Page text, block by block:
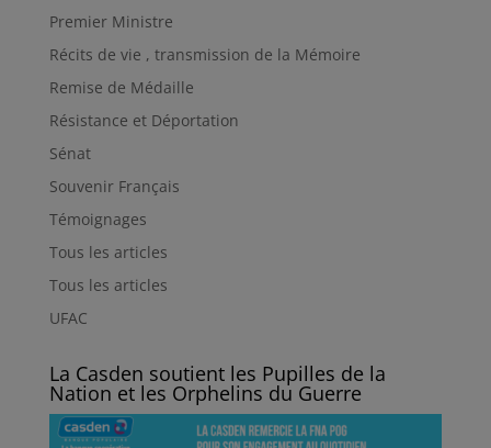
Premier Ministre
Récits de vie , transmission de la Mémoire
Remise de Médaille
Résistance et Déportation
Sénat
Souvenir Français
Témoignages
Tous les articles
Tous les articles
UFAC
La Casden soutient les Pupilles de la
Nation et les Orphelins du Guerre